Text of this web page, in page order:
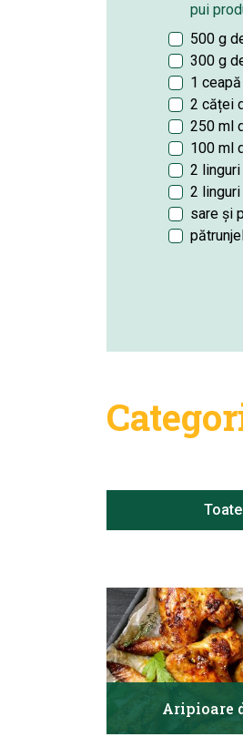
pui
500 g
300 g
1
2 căței
250 ml
100 ml
2
2
sare și
Toate
Aripioare